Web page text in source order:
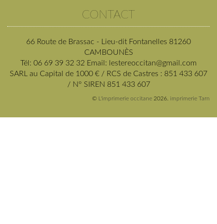
CONTACT
66 Route de Brassac - Lieu-dit Fontanelles 81260
CAMBOUNÈS
Tél: 06 69 39 32 32 Email: lestereoccitan@gmail.com
SARL au Capital de 1000 € / RCS de Castres : 851 433 607
/ N° SIREN 851 433 607
© L'imprimerie occitane 2026. imprimerie Tarn